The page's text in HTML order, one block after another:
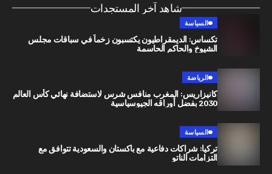
شاهد آخر المستجدات
تكساس: الديمقراطيون يكتسبون زخماً في سباقات مجلس
الشيوخ والحاكم الحاسمة
كانيزاريس: المغرب منافس شرس لاستضافة نهائي كأس العالم
تركيا: شراكات دفاعية مع باكستان والسعودية تتوافق مع